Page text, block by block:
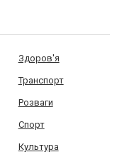
Здоров'я
Транспорт
Розваги
Спорт
Культура